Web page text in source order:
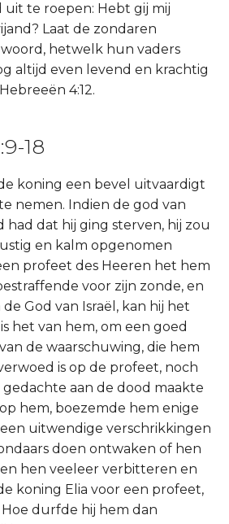
uit te roepen: Hebt gij mij
Laat de zondaren
hetwelk hun vaders
altijd even levend en krachtig
4:12.
18
koning een bevel uitvaardigt
nemen. Indien de god van
had dat hij ging sterven, hij zou
en kalm opgenomen
profeet des Heeren het hem
voor zijn zonde, en
God van Israël, kan hij het
het van hem, om een goed
de waarschuwing, die hem
is op de profeet, noch
aan de dood maakte
hem, boezemde hem enige
uitwendige verschrikkingen
doen ontwaken of hen
hen veeleer verbitteren en
koning Elia voor een profeet,
durfde hij hem dan